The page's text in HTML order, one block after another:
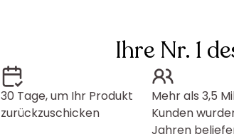
Ihre Nr. 1
30 Tage, um Ihr Produkt
zurückzuschicken
Mehr als 3,5
Kunden
Jahren